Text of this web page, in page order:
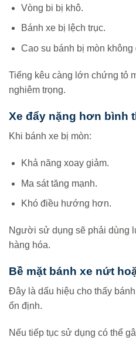
Vòng bi bị khô.
Bánh xe bị lệch trục.
Cao su bánh bị mòn không
Tiếng kêu càng lớn chứng tỏ
nghiêm trọng.
Xe đẩy nặng hơn bình
Khi bánh xe bị mòn:
Khả năng xoay giảm.
Ma sát tăng mạnh.
Khó điều hướng hơn.
Người sử dụng sẽ phải dùng
hàng hóa.
Bề mặt bánh xe nứt
Đây là dấu hiệu cho thấy
ổn định.
Nếu tiếp tục sử dụng có thể